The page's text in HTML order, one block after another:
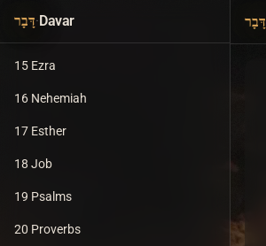
דָּבָר·Davar
14 2 Chronicles
15 Ezra
16 Nehemiah
17 Esther
18 Job
19 Psalms
20 Proverbs
דָּבָר